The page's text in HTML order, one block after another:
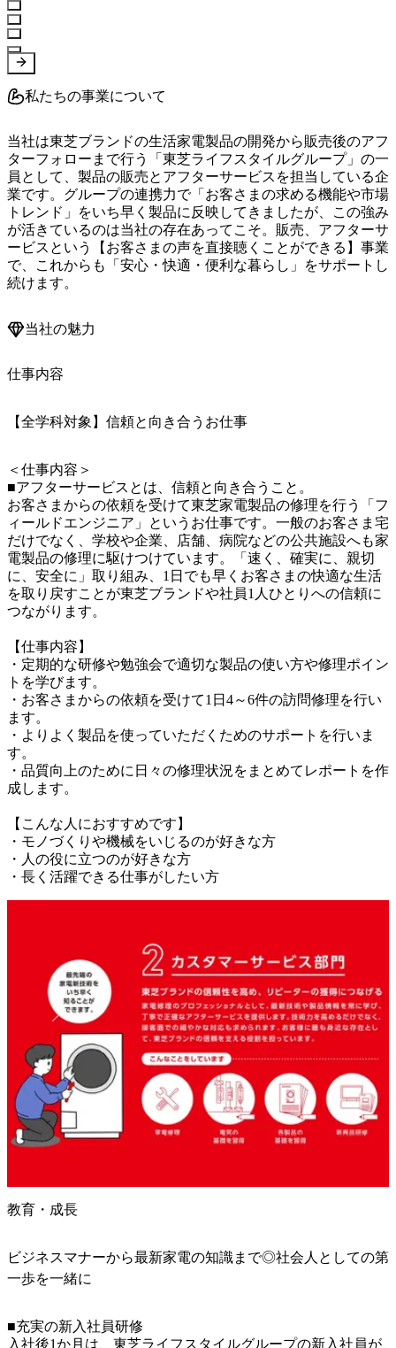
私たちの事業について
当社は東芝ブランドの生活家電製品の開発から販売後のアフ
ターフォローまで行う「東芝ライフスタイルグループ」の一
員として、製品の販売とアフターサービスを担当している企
業です。グループの連携力で「お客さまの求める機能や市場
トレンド」をいち早く製品に反映してきましたが、この強み
が活きているのは当社の存在あってこそ。販売、アフターサ
ービスという【お客さまの声を直接聴くことができる】事業
で、これからも「安心・快適・便利な暮らし」をサポートし
続けます。
当社の魅力
仕事内容
【全学科対象】信頼と向き合うお仕事
＜仕事内容＞
■アフターサービスとは、信頼と向き合うこと。
お客さまからの依頼を受けて東芝家電製品の修理を行う「フ
ィールドエンジニア」というお仕事です。一般のお客さま宅
だけでなく、学校や企業、店舗、病院などの公共施設へも家
電製品の修理に駆けつけています。「速く、確実に、親切
に、安全に」取り組み、1日でも早くお客さまの快適な生活
を取り戻すことが東芝ブランドや社員1人ひとりへの信頼に
つながります。
【仕事内容】
・定期的な研修や勉強会で適切な製品の使い方や修理ポイン
トを学びます。
・お客さまからの依頼を受けて1日4～6件の訪問修理を行い
ます。
・よりよく製品を使っていただくためのサポートを行いま
す。
・品質向上のために日々の修理状況をまとめてレポートを作
成します。
【こんな人におすすめです】
・モノづくりや機械をいじるのが好きな方
・人の役に立つのが好きな方
・長く活躍できる仕事がしたい方
教育・成長
ビジネスマナーから最新家電の知識まで◎社会人としての第
一歩を一緒に
■充実の新入社員研修
入社後1か月は、東芝ライフスタイルグループの新入社員が